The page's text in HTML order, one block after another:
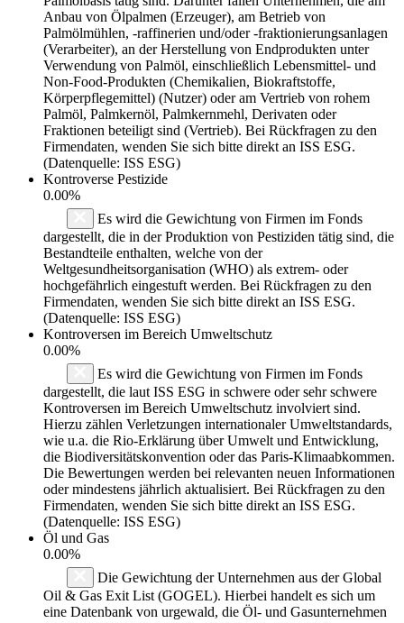
Anbau von Ölpalmen (Erzeuger), am Betrieb von
Palmölmühlen, -raffinerien und/oder -fraktionierungsanlagen
(Verarbeiter), an der Herstellung von Endprodukten unter
Verwendung von Palmöl, einschließlich Lebensmittel- und
Non-Food-Produkten (Chemikalien, Biokraftstoffe,
Körperpflegemittel) (Nutzer) oder am Vertrieb von rohem
Palmöl, Palmkernöl, Palmkernmehl, Derivaten oder
Fraktionen beteiligt sind (Vertrieb). Bei Rückfragen zu den
Firmendaten, wenden Sie sich bitte direkt an ISS ESG.
(Datenquelle: ISS ESG)
Kontroverse Pestizide
0.00%
Es wird die Gewichtung von Firmen im Fonds
dargestellt, die in der Produktion von Pestiziden tätig sind, die
Bestandteile enthalten, welche von der
Weltgesundheitsorganisation (WHO) als extrem- oder
hochgefährlich eingestuft werden. Bei Rückfragen zu den
Firmendaten, wenden Sie sich bitte direkt an ISS ESG.
(Datenquelle: ISS ESG)
Kontroversen im Bereich Umweltschutz
0.00%
Es wird die Gewichtung von Firmen im Fonds
dargestellt, die laut ISS ESG in schwere oder sehr schwere
Kontroversen im Bereich Umweltschutz involviert sind.
Hierzu zählen Verletzungen internationaler Umweltstandards,
wie u.a. die Rio-Erklärung über Umwelt und Entwicklung,
die Biodiversitätskonvention oder das Paris-Klimaabkommen.
Die Bewertungen werden bei relevanten neuen Informationen
oder mindestens jährlich aktualisiert. Bei Rückfragen zu den
Firmendaten, wenden Sie sich bitte direkt an ISS ESG.
(Datenquelle: ISS ESG)
Öl und Gas
0.00%
Die Gewichtung der Unternehmen aus der Global
Oil & Gas Exit List (GOGEL). Hierbei handelt es sich um
eine Datenbank von urgewald, die Öl- und Gasunternehmen